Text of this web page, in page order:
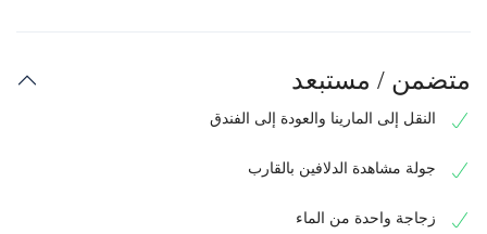
متضمن / مستبعد
النقل إلى المارينا والعودة إلى الفندق
جولة مشاهدة الدلافين بالقارب
زجاجة واحدة من الماء